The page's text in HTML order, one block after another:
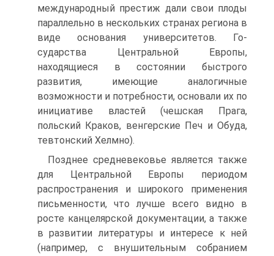
международный престиж дали свои плоды
параллельно в нескольких странах региона в
виде основания университетов. Го­
сударства Центральной Европы,
находящиеся в состоянии быстрого
развития, имеющие аналогичные
возможности и потребности, основали их по
инициативе властей (чешская Прага,
польский Краков, венгерские Печ и Обуда,
тевтонский Хелмно).
Позднее средневековье является также
для Центральной Европы периодом
распространения и широкого применения
письменности, что лучше всего видно в
росте канцелярской документации, а также
в развитии литературы и интере­се к ней
(например, с внушительным собранием